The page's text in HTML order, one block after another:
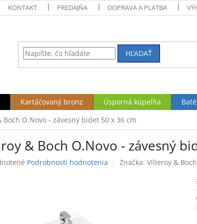
KONTAKT PREDAJŇA DOPRAVA A PLATBA
HĽADAŤ
Kartáčovaný bronz Úsporná kúpeľňa
Boch O.Novo - závesný bidet 50 x 36 cm
& Boch O.Novo - závesný
Podrobnosti hodnotenia Značka: Villeroy & Boch